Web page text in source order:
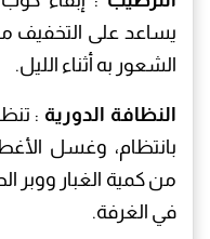
يساعد على التخفيف
الشعور به أثناء الليل.
النظافة الدورية :
بانتظام، وغسل
من كمية الغبار ووبر
في الغرفة.